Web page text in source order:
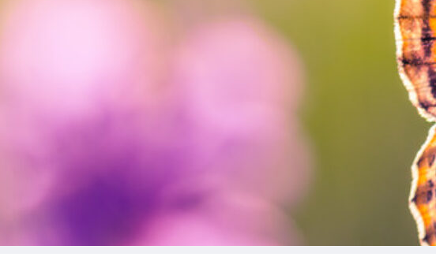
Vi gör naturens röst hörd, och bevakar och